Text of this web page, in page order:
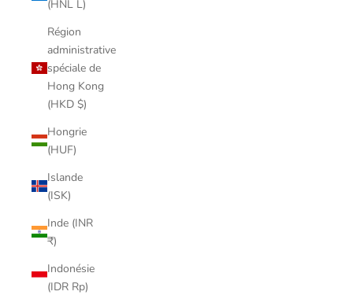
(HNL L)
Région
administrative
spéciale de
Hong Kong
(HKD $)
Hongrie
(HUF)
Islande
(ISK)
Inde (INR
₹)
Indonésie
(IDR Rp)